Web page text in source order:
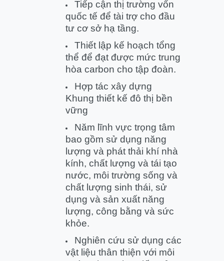
Tiếp cận thị trường vốn
quốc tế để tài trợ cho đầu
tư cơ sở hạ tầng.
Thiết lập kế hoạch tổng
thể để đạt được mức trung
hòa carbon cho tập đoàn.
Hợp tác xây dựng
Khung thiết kế đô thị bền
vững
Năm lĩnh vực trọng tâm
bao gồm sử dụng năng
lượng và phát thải khí nhà
kính, chất lượng và tái tạo
nước, môi trường sống và
chất lượng sinh thái, sử
dụng và sản xuất năng
lượng, công bằng và sức
khỏe.
Nghiên cứu sử dụng các
vật liệu thân thiện với môi